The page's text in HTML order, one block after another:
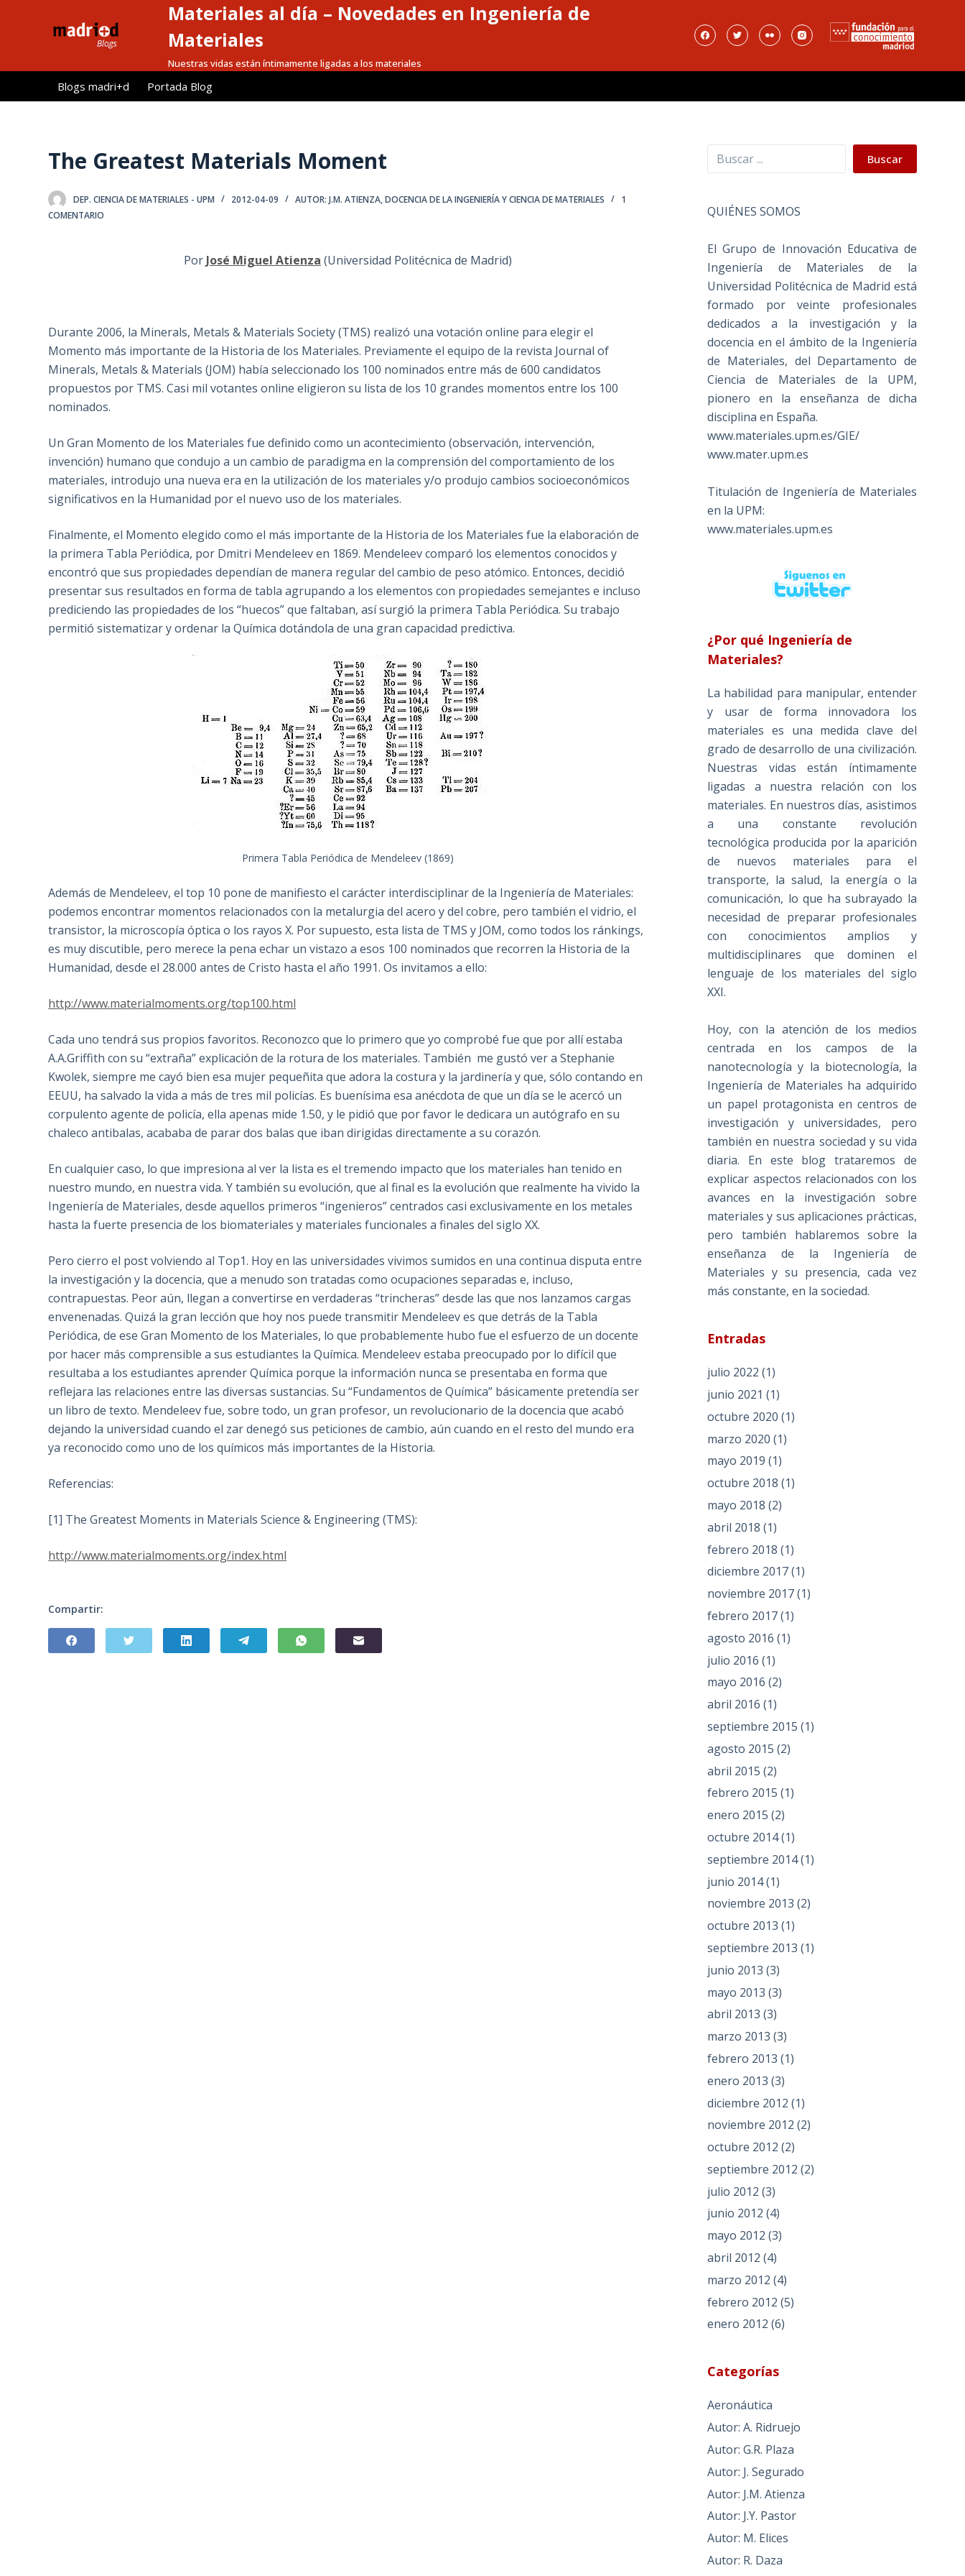
t
Materiales al día – Novedades en Ingeniería de
Materiales
Nuestras vidas están íntimamente ligadas a los materiales
Blogs madri+d Portada Blog
The Greatest Materials Moment
DEP. CIENCIA DE MATERIALES - UPM 2012-04-09 AUTOR: J.M. ATIENZA,DOCENCIA DE LA INGENIERÍA Y CIENCIA DE MATERIALES
1
COMENTARIO
Por José Miguel Atienza (Universidad Politécnica de Madrid)
Durante 2006, la Minerals, Metals & Materials Society (TMS) realizó una votación online para elegir el
Momento más importante de la Historia de los Materiales. Previamente el equipo de la revista Journal of
Minerals, Metals & Materials (JOM) había seleccionado los 100 nominados entre más de 600 candidatos
propuestos por TMS. Casi mil votantes online eligieron su lista de los 10 grandes momentos entre los 100
nominados.
Un Gran Momento de los Materiales fue definido como un acontecimiento (observación, intervención,
invención) humano que condujo a un cambio de paradigma en la comprensión del comportamiento de los
materiales, introdujo una nueva era en la utilización de los materiales y/o produjo cambios socioeconómicos
significativos en la Humanidad por el nuevo uso de los materiales.
Finalmente, el Momento elegido como el más importante de la Historia de los Materiales fue la elaboración de
la primera Tabla Periódica, por Dmitri Mendeleev en 1869. Mendeleev comparó los elementos conocidos y
encontró que sus propiedades dependían de manera regular del cambio de peso atómico. Entonces, decidió
presentar sus resultados en forma de tabla agrupando a los elementos con propiedades semejantes e incluso
prediciendo las propiedades de los “huecos” que faltaban, así surgió la primera Tabla Periódica. Su trabajo
permitió sistematizar y ordenar la Química dotándola de una gran capacidad predictiva.
Primera Tabla Periódica de Mendeleev (1869)
Además de Mendeleev, el top 10 pone de manifiesto el carácter interdisciplinar de la Ingeniería de Materiales:
podemos encontrar momentos relacionados con la metalurgia del acero y del cobre, pero también el vidrio, el
transistor, la microscopía óptica o los rayos X. Por supuesto, esta lista de TMS y JOM, como todos los ránkings,
es muy discutible, pero merece la pena echar un vistazo a esos 100 nominados que recorren la Historia de la
Humanidad, desde el 28.000 antes de Cristo hasta el año 1991. Os invitamos a ello:
http://www.materialmoments.org/top100.html
Cada uno tendrá sus propios favoritos. Reconozco que lo primero que yo comprobé fue que por allí estaba
A.A.Griffith con su “extraña” explicación de la rotura de los materiales. También me gustó ver a Stephanie
Kwolek, siempre me cayó bien esa mujer pequeñita que adora la costura y la jardinería y que, sólo contando en
EEUU, ha salvado la vida a más de tres mil policías. Es buenísima esa anécdota de que un día se le acercó un
corpulento agente de policía, ella apenas mide 1.50, y le pidió que por favor le dedicara un autógrafo en su
chaleco antibalas, acababa de parar dos balas que iban dirigidas directamente a su corazón.
En cualquier caso, lo que impresiona al ver la lista es el tremendo impacto que los materiales han tenido en
nuestro mundo, en nuestra vida. Y también su evolución, que al final es la evolución que realmente ha vivido la
Ingeniería de Materiales, desde aquellos primeros “ingenieros” centrados casi exclusivamente en los metales
hasta la fuerte presencia de los biomateriales y materiales funcionales a finales del siglo XX.
Pero cierro el post volviendo al Top1. Hoy en las universidades vivimos sumidos en una continua disputa entre
la investigación y la docencia, que a menudo son tratadas como ocupaciones separadas e, incluso,
contrapuestas. Peor aún, llegan a convertirse en verdaderas “trincheras” desde las que nos lanzamos cargas
envenenadas. Quizá la gran lección que hoy nos puede transmitir Mendeleev es que detrás de la Tabla
Periódica, de ese Gran Momento de los Materiales, lo que probablemente hubo fue el esfuerzo de un docente
por hacer más comprensible a sus estudiantes la Química. Mendeleev estaba preocupado por lo difícil que
resultaba a los estudiantes aprender Química porque la información nunca se presentaba en forma que
reflejara las relaciones entre las diversas sustancias. Su “Fundamentos de Química” básicamente pretendía ser
un libro de texto. Mendeleev fue, sobre todo, un gran profesor, un revolucionario de la docencia que acabó
dejando la universidad cuando el zar denegó sus peticiones de cambio, aún cuando en el resto del mundo era
ya reconocido como uno de los químicos más importantes de la Historia.
Referencias:
[1] The Greatest Moments in Materials Science & Engineering (TMS):
http://www.materialmoments.org/index.html
Compartir:
Buscar Buscar
QUIÉNES SOMOS
El Grupo de Innovación Educativa de
Ingeniería de Materiales de la
Universidad Politécnica de Madrid está
formado por veinte profesionales
dedicados a la investigación y la
docencia en el ámbito de la Ingeniería
de Materiales, del Departamento de
Ciencia de Materiales de la UPM,
pionero en la enseñanza de dicha
disciplina en España.
www.materiales.upm.es/GIE/
www.mater.upm.es
Titulación de Ingeniería de Materiales
en la UPM:
www.materiales.upm.es
¿Por qué Ingeniería de
Materiales?
La habilidad para manipular, entender
y usar de forma innovadora los
materiales es una medida clave del
grado de desarrollo de una civilización.
Nuestras vidas están íntimamente
ligadas a nuestra relación con los
materiales. En nuestros días, asistimos
a una constante revolución
tecnológica producida por la aparición
de nuevos materiales para el
transporte, la salud, la energía o la
comunicación, lo que ha subrayado la
necesidad de preparar profesionales
con conocimientos amplios y
multidisciplinares que dominen el
lenguaje de los materiales del siglo
XXI.
Hoy, con la atención de los medios
centrada en los campos de la
nanotecnología y la biotecnología, la
Ingeniería de Materiales ha adquirido
un papel protagonista en centros de
investigación y universidades, pero
también en nuestra sociedad y su vida
diaria. En este blog trataremos de
explicar aspectos relacionados con los
avances en la investigación sobre
materiales y sus aplicaciones prácticas,
pero también hablaremos sobre la
enseñanza de la Ingeniería de
Materiales y su presencia, cada vez
más constante, en la sociedad.
Entradas
julio 2022 (1)
junio 2021 (1)
octubre 2020 (1)
marzo 2020 (1)
mayo 2019 (1)
octubre 2018 (1)
mayo 2018 (2)
abril 2018 (1)
febrero 2018 (1)
diciembre 2017(1)
noviembre 2017(1)
febrero 2017(1)
agosto 2016 (1)
julio 2016 (1)
mayo 2016 (2)
abril 2016 (1)
septiembre 2015 (1)
agosto 2015 (2)
abril 2015 (2)
febrero 2015 (1)
enero 2015 (2)
octubre 2014(1)
septiembre 2014(1)
junio 2014(1)
noviembre 2013 (2)
octubre 2013 (1)
septiembre 2013 (1)
junio 2013 (3)
mayo 2013 (3)
abril 2013 (3)
marzo 2013 (3)
febrero 2013 (1)
enero 2013 (3)
diciembre 2012 (1)
noviembre 2012 (2)
octubre 2012 (2)
septiembre 2012 (2)
julio 2012 (3)
junio 2012 (4)
mayo 2012 (3)
abril 2012 (4)
marzo 2012 (4)
febrero 2012 (5)
enero 2012 (6)
Categorías
Aeronáutica
Autor: A. Ridruejo
Autor: G.R. Plaza
Autor: J. Segurado
Autor: J.M. Atienza
Autor: J.Y. Pastor
Autor: M. Elices
Autor: R. Daza